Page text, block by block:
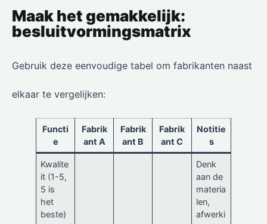
Maak het gemakkelijk:
besluitvormingsmatrix
Gebruik deze eenvoudige tabel om fabrikanten naast
elkaar te vergelijken:
Functi
e
Fabrik
ant A
Fabrik
ant B
Fabrik
ant C
Notitie
s
Kwalite
it (1-5,
5 is
het
beste)
Denk
aan de
materia
len,
afwerki